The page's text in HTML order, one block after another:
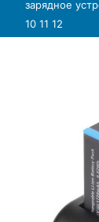
зарядное
10 11 12